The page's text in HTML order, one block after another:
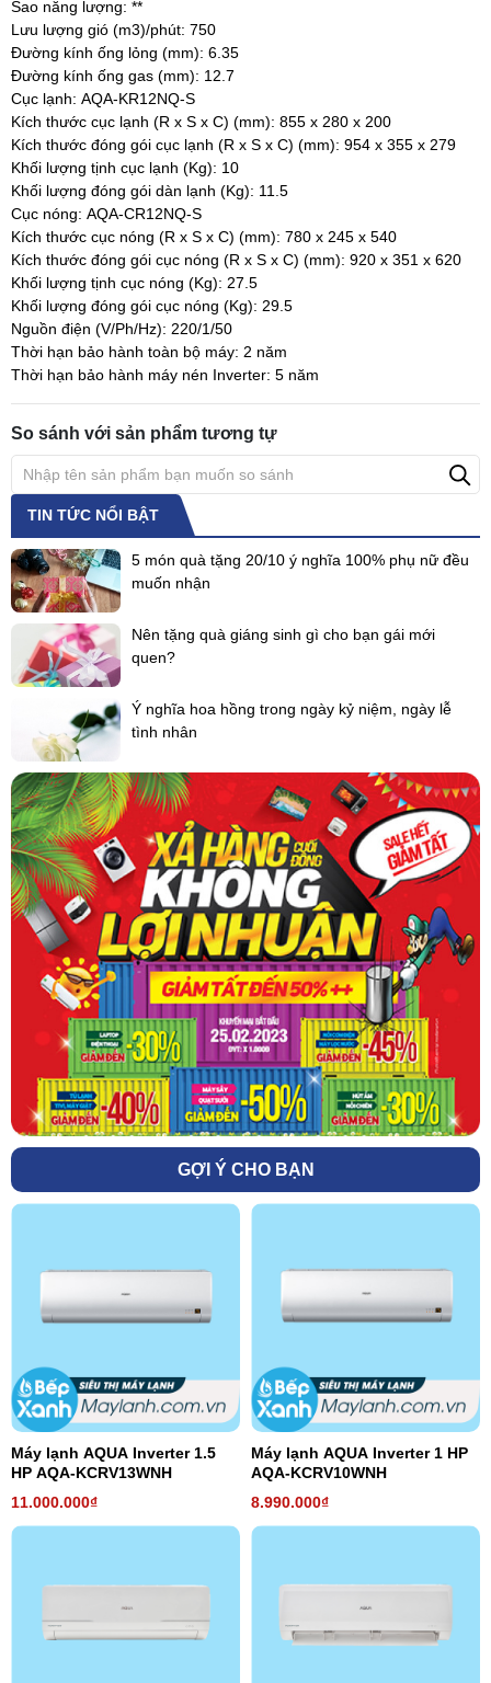
Sao năng lượng: **
Lưu lượng gió (m3)/phút: 750
Đường kính ống lỏng (mm): 6.35
Đường kính ống gas (mm): 12.7
Cục lạnh: AQA-KR12NQ-S
Kích thước cục lạnh (R x S x C) (mm): 855 x 280 x 200
Kích thước đóng gói cục lạnh (R x S x C) (mm): 954 x 355 x 279
Khối lượng tịnh cục lạnh (Kg): 10
Khối lượng đóng gói dàn lạnh (Kg): 11.5
Cục nóng: AQA-CR12NQ-S
Kích thước cục nóng (R x S x C) (mm): 780 x 245 x 540
Kích thước đóng gói cục nóng (R x S x C) (mm): 920 x 351 x 620
Khối lượng tịnh cục nóng (Kg): 27.5
Khối lượng đóng gói cục nóng (Kg): 29.5
Nguồn điện (V/Ph/Hz): 220/1/50
Thời hạn bảo hành toàn bộ máy: 2 năm
Thời hạn bảo hành máy nén Inverter: 5 năm
So sánh với sản phẩm tương tự
TIN TỨC NỔI BẬT
5 món quà tặng 20/10 ý nghĩa 100% phụ nữ đều
muốn nhận
Nên tặng quà giáng sinh gì cho bạn gái mới
quen?
Ý nghĩa hoa hồng trong ngày kỷ niệm, ngày lễ
tình nhân
GỢI Ý CHO BẠN
Máy lạnh AQUA Inverter 1.5
HP AQA-KCRV13WNH
11.000.000₫
Máy lạnh AQUA Inverter 1 HP
AQA-KCRV10WNH
8.990.000₫